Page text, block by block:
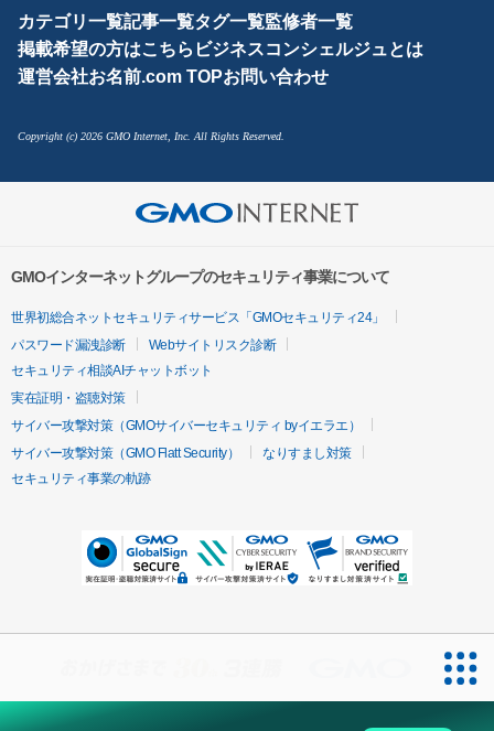
カテゴリ一覧記事一覧タグ一覧監修者一覧
掲載希望の方はこちら ビジネスコンシェルジュとは
運営会社お名前.com TOPお問い合わせ
Copyright (c) 2026 GMO Internet, Inc. All Rights Reserved.
GMOインターネットグループのセキュリティ事業について
世界初総合ネットセキュリティサービス「GMOセキュリティ24」
パスワード漏洩診断
Webサイトリスク診断
セキュリティ相談AIチャットボット
実在証明・盗聴対策
サイバー攻撃対策（GMOサイバーセキュリティ byイエラエ）
サイバー攻撃対策（GMO Flatt Security）
なりすまし対策
セキュリティ事業の軌跡